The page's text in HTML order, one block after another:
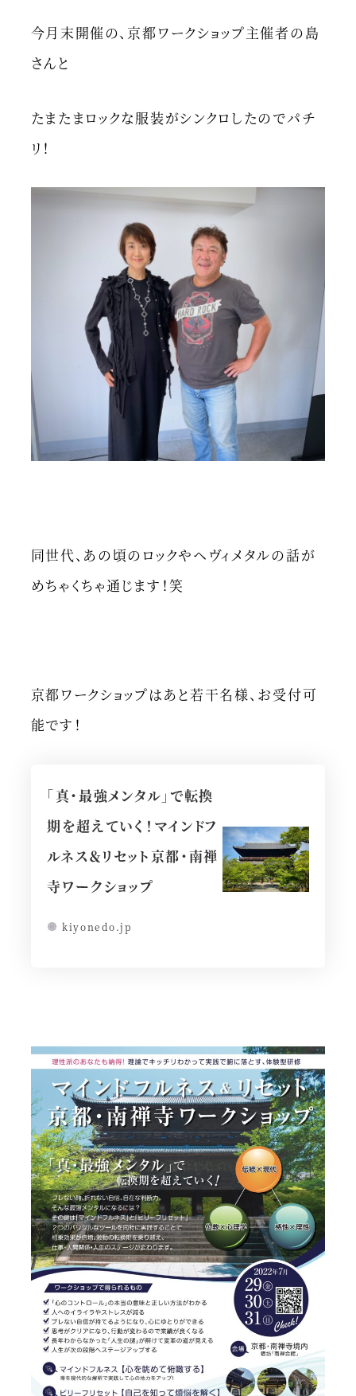
今月末開催の、京都ワークショップ主催者の島
さんと
たまたまロックな服装がシンクロしたのでパチ
リ！
同世代、あの頃のロックやヘヴィメタルの話が
めちゃくちゃ通じます！笑
京都ワークショップはあと若干名様、お受付可
能です！
「真・最強メンタル」で転換
期を超えていく！マインドフ
ルネス＆リセット京都・南禅
寺ワークショップ
kiyonedo.jp